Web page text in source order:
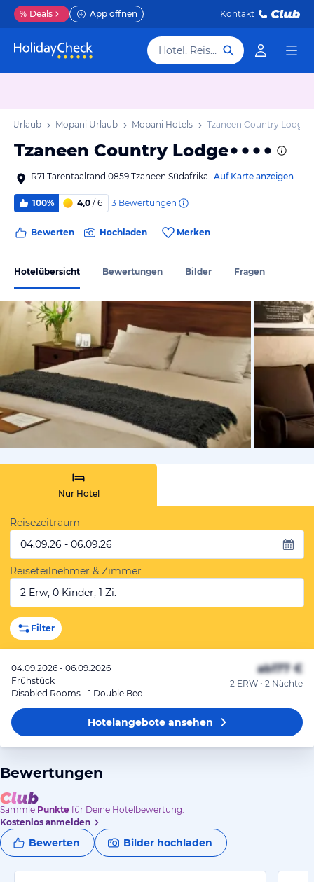
% Deals App öffnen Kontakt
Hotel, Reiseziel
Urlaub Mopani Urlaub Mopani Hotels Tzaneen Country Lodge
Tzaneen Country Lodge
R71 Tarentaalrand 0859 Tzaneen Südafrika Auf Karte anzeigen
100% 4,0 / 6 3 Bewertungen
Bewerten Hochladen Merken
Hotelübersicht Bewertungen Bilder Fragen
vom
Nur Hotel
Reisezeitraum
04.09.26 - 06.09.26
Reiseteilnehmer & Zimmer
2 Erw, 0 Kinder, 1 Zi.
Filter
04.09.2026 - 06.09.2026
Frühstück
Disabled Rooms - 1 Double Bed
ab177 €
2 ERW • 2 Nächte
Hotelangeboteansehen
Bewertungen
Sammle Punkte für Deine Hotelbewertung.
Kostenlos anmelden
Bewerten Bilder hochladen